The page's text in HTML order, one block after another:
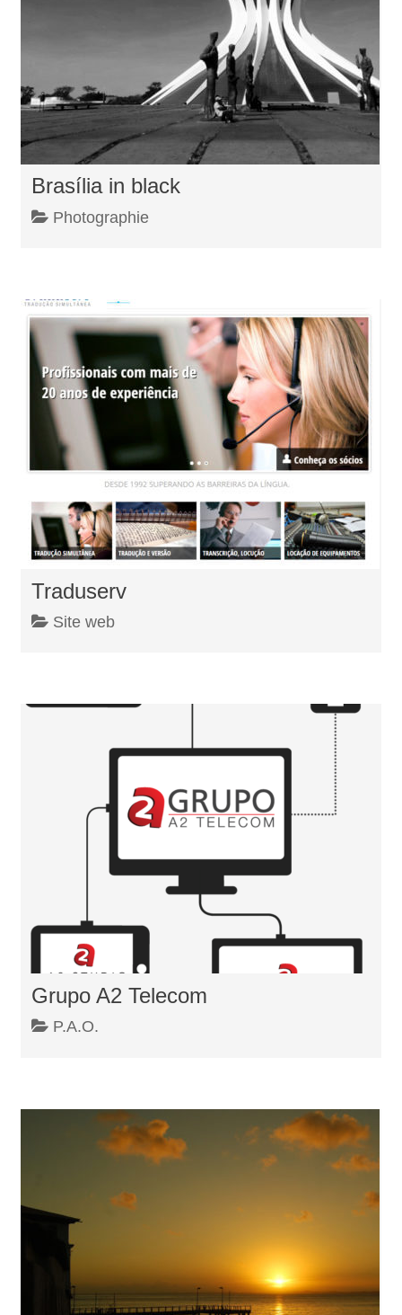
Brasília in black
Photographie
Traduserv
Site web
Grupo A2 Telecom
P.A.O.